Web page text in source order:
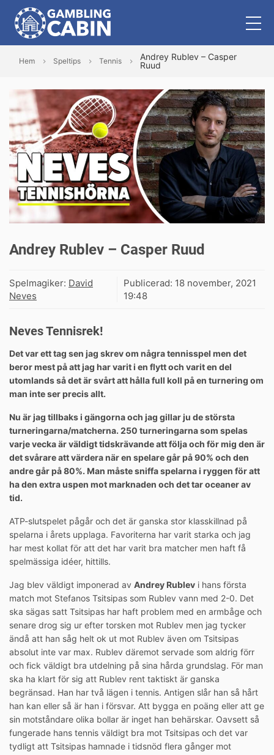
Hem Speltips Tennis
Andrey Rublev – Casper
Ruud
Andrey Rublev – Casper Ruud
Spelmagiker: David
Neves
Publicerad: 18 november, 2021
19:48
Neves Tennisrek!
Det var ett tag sen jag skrev om några tennisspel men det
beror mest på att jag har varit i en flytt och varit en del
utomlands så det är svårt att hålla full koll på en turnering om
man inte ser precis allt.
Nu är jag tillbaks i gängorna och jag gillar ju de största
turneringarna/matcherna. 250 turneringarna som spelas
varje vecka är väldigt tidskrävande att följa och för mig den är
det svårare att värdera när en spelare går på 90% och den
andre går på 80%. Man måste sniffa spelarna i ryggen för att
ha den extra uspen mot marknaden och det tar oceaner av
tid.
ATP-slutspelet pågår och det är ganska stor klasskillnad på
spelarna i årets upplaga. Favoriterna har varit starka och jag
har mest kollat för att det har varit bra matcher men haft få
spelmässiga idéer, hittills.
Jag blev väldigt imponerad av Andrey Rublev i hans första
match mot Stefanos Tsitsipas som Rublev vann med 2-0. Det
ska sägas satt Tsitsipas har haft problem med en armbåge och
senare drog sig ur efter torsken mot Rublev men jag tycker
ändå att han såg helt ok ut mot Rublev även om Tsitsipas
absolut inte var max. Rublev däremot servade som aldrig förr
och fick väldigt bra utdelning på sina hårda grundslag. För man
ska ha klart för sig att Rublev rent taktiskt är ganska
begränsad. Han har två lägen i tennis. Antigen slår han så hårt
han kan eller så är han i försvar. Att bygga en poäng eller att ge
sin motståndare olika bollar är inget han behärskar. Oavsett så
fungerade hans tennis väldigt bra mot Tsitsipas och det var
tydligt att Tsitsipas hamnade i tidsnöd flera gånger mot